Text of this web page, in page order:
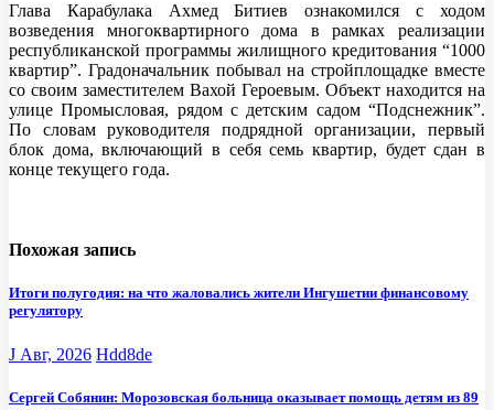
Глава Карабулака Ахмед Битиев ознакомился с ходом
возведения многоквартирного дома в рамках реализации
республиканской программы жилищного кредитования “1000
квартир”. Градоначальник побывал на стройплощадке вместе
со своим заместителем Вахой Героевым. Объект находится на
улице Промысловая, рядом с детским садом “Подснежник”.
По словам руководителя подрядной организации, первый
блок дома, включающий в себя семь квартир, будет сдан в
конце текущего года.
Похожая запись
Итоги полугодия: на что жаловались жители Ингушетии финансовому
регулятору
J Авг, 2026 Hdd8de
Сергей Собянин: Морозовская больница оказывает помощь детям из 89